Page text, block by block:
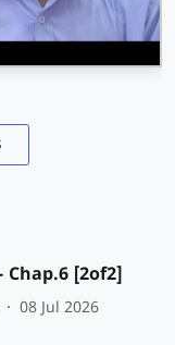
[2of2]
08 Jul 2026